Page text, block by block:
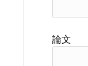
論文